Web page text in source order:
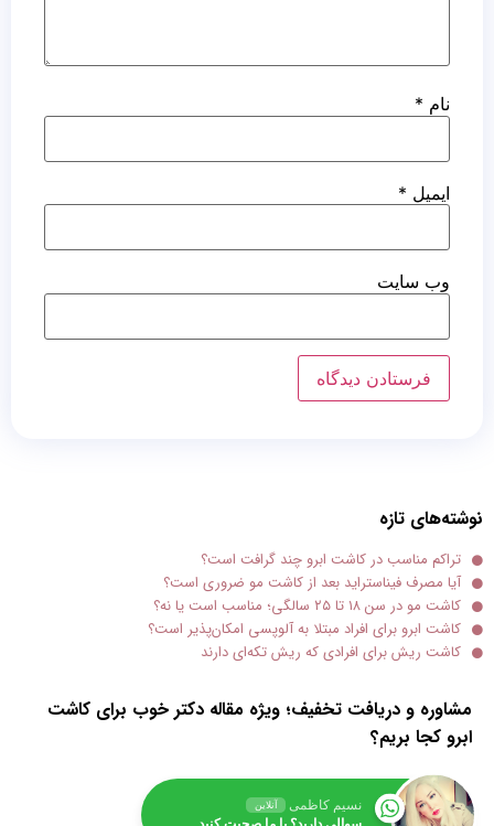
نام *
ایمیل *
وب‌ سایت
نوشته‌های تازه
تراکم مناسب در کاشت ابرو چند گرافت است؟
آیا مصرف فیناستراید بعد از کاشت مو ضروری است؟
کاشت مو در سن ۱۸ تا ۲۵ سالگی؛ مناسب است یا نه؟
کاشت ابرو برای افراد مبتلا به آلوپسی امکان‌پذیر است؟
کاشت ریش برای افرادی که ریش تکه‌ای دارند
مشاوره و دریافت تخفیف؛ ویژه مقاله دکتر خوب برای کاشت
ابرو کجا بریم؟
نسیم کاظمی آنلاین